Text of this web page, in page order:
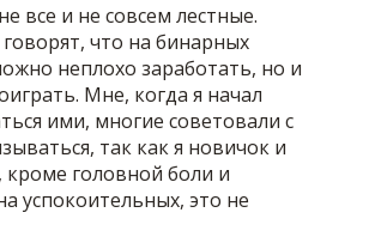
все и не совсем лестные.
что на бинарных
неплохо заработать, но и
Мне, когда я начал
ими, многие советовали с
так как я новичок и
кроме головной боли и
успокоительных, это не